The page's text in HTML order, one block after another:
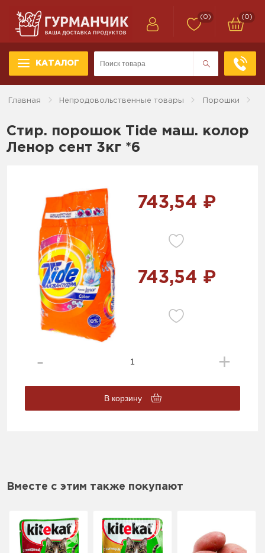
КАТАЛОГ
(0) (0)
Главная Непродовольственные товары Порошки
Стир. порошок Tide маш. колор
Ленор сент 3кг *6
743,54 ₽
743,54 ₽
В корзину
Вместе с этим также покупают